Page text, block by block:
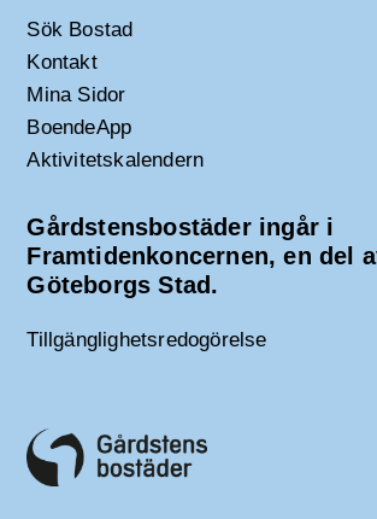
Sök Bostad
Kontakt
Mina Sidor
BoendeApp
Aktivitetskalendern
Gårdstensbostäder ingår i
Framtidenkoncernen, en del
Göteborgs Stad.
Tillgänglighetsredogörelse